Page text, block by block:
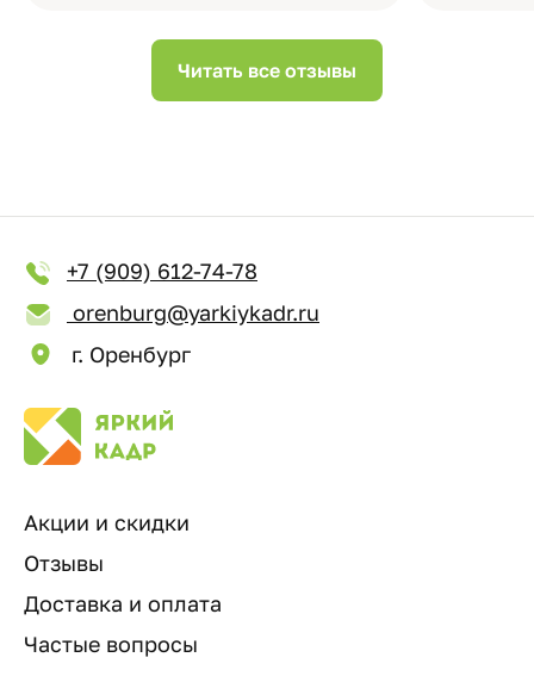
Читать все отзывы
+7 (909) 612-74-78
orenburg@yarkiykadr.ru
г. Оренбург
Акции и скидки
Отзывы
Доставка и оплата
Частые вопросы